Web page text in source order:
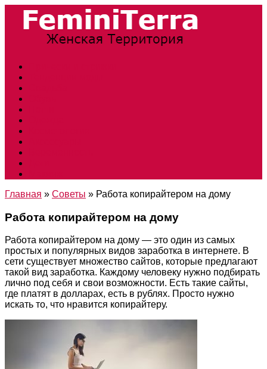
Главная » Советы » Работа копирайтером на дому
Работа копирайтером на дому
Работа копирайтером на дому — это один из самых
простых и популярных видов заработка в интернете. В
сети существует множество сайтов, которые предлагают
такой вид заработка. Каждому человеку нужно подбирать
лично под себя и свои возможности. Есть такие сайты,
где платят в долларах, есть в рублях. Просто нужно
искать то, что нравится копирайтеру.